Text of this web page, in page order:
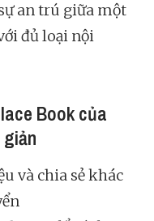
an trú giữa một
đủ loại nội
Book của
và chia sẻ khác